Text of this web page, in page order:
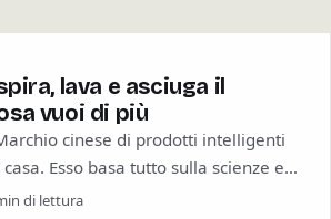
lava e asciuga il
vuoi di più
cinese di prodotti intelligenti
Esso basa tutto sulla scienze e
di lettura